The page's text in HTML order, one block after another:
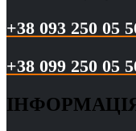
+38 093 250 05
+38 099 250 05